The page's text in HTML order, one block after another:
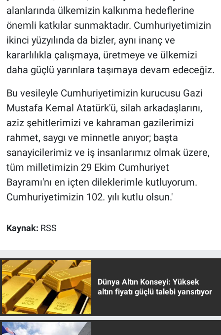
alanlarında ülkemizin kalkınma hedeflerine
önemli katkılar sunmaktadır. Cumhuriyetimizin
ikinci yüzyılında da bizler, aynı inanç ve
kararlılıkla çalışmaya, üretmeye ve ülkemizi
daha güçlü yarınlara taşımaya devam edeceğiz.
Bu vesileyle Cumhuriyetimizin kurucusu Gazi
Mustafa Kemal Atatürk'ü, silah arkadaşlarını,
aziz şehitlerimizi ve kahraman gazilerimizi
rahmet, saygı ve minnetle anıyor; başta
sanayicilerimiz ve iş insanlarımız olmak üzere,
tüm milletimizin 29 Ekim Cumhuriyet
Bayramı'nı en içten dileklerimle kutluyorum.
Cumhuriyetimizin 102. yılı kutlu olsun.'
Kaynak: RSS
Dünya Altın Konseyi: Yüksek
altın fiyatı güçlü talebi yansıtıyor